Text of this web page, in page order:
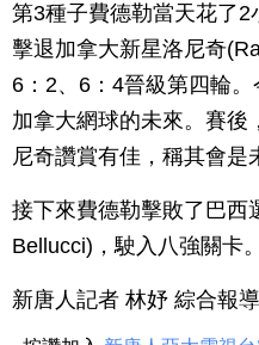
第3種子費德勒當天花了
擊退加拿大新星洛尼奇
6：2、6：4晉級第四輪
加拿大網球的未來。賽後
尼奇讚賞有佳，稱其會是
接下來費德勒擊敗了巴西
Bellucci)，駛入八強關卡。
新唐人記者 林妤 綜合報導